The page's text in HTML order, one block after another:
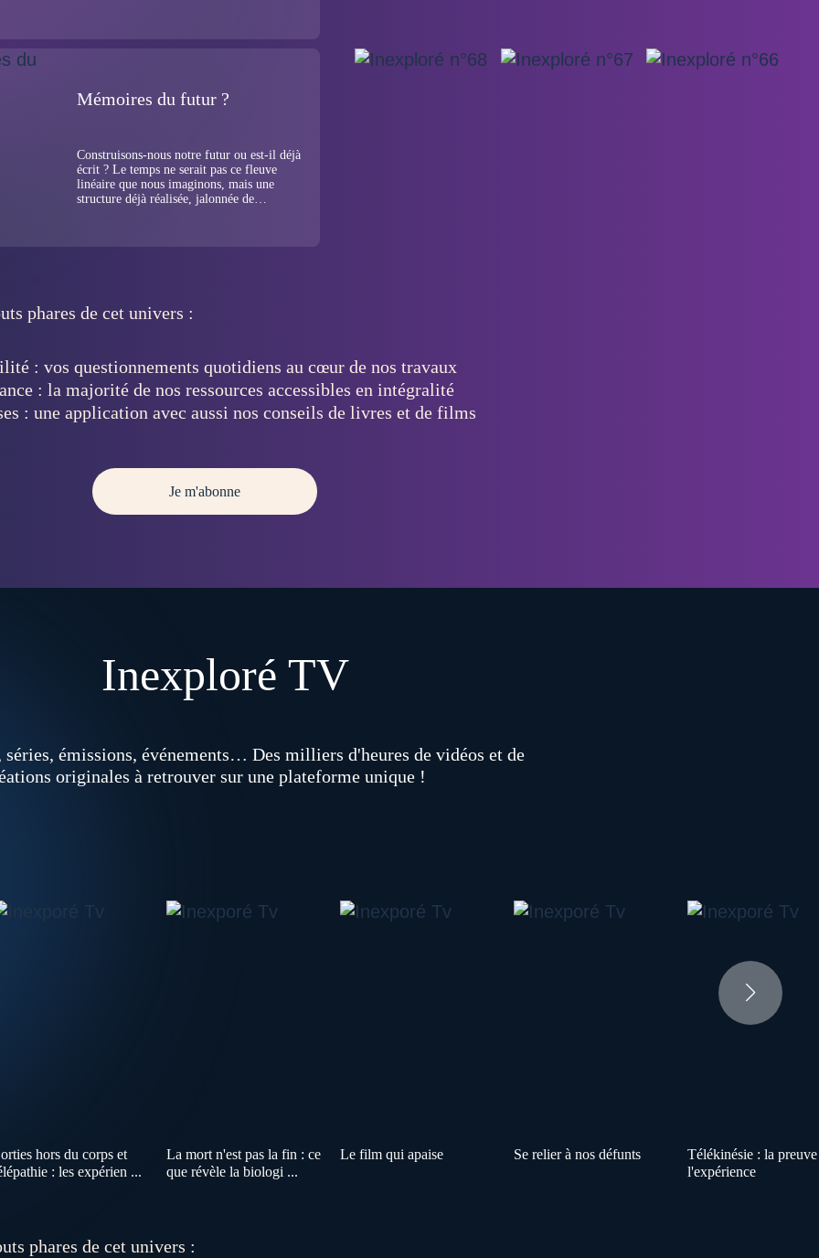
Mémoires du futur ?
Construisons-nous notre futur ou est-il déjà
écrit ? Le temps ne serait pas ce fleuve
linéaire que nous imaginons, mais une
structure déjà réalisée, jalonnée de
phares de cet univers :
: vos questionnements quotidiens au cœur de nos travaux
: la majorité de nos ressources accessibles en intégralité
: une application avec aussi nos conseils de livres et de films
Je m'abonne
Inexploré TV
séries, émissions, événements… Des milliers d'heures de vidéos et de
originales à retrouver sur une plateforme unique !
hors du corps et
: les expérien ...
La mort n'est pas la fin : ce
que révèle la biologi ...
Le film qui apaise Se relier à nos défunts
Télékinésie : la
l'expérience
phares de cet univers :